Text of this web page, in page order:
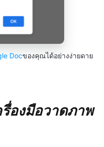
Docของคุณได้อย่างง่ายดาย
องมือวาดภาพ